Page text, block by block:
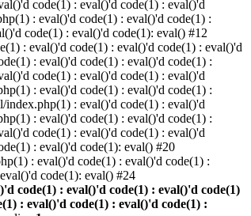
code(1) : eval()'d code(1) : eval()'d
: eval()'d code(1) : eval()'d code(1) :
code(1) : eval()'d code(1): eval() #12
: eval()'d code(1) : eval()'d code(1) : eval()'d
: eval()'d code(1) : eval()'d code(1) :
code(1) : eval()'d code(1) : eval()'d
: eval()'d code(1) : eval()'d code(1) :
: eval()'d code(1) : eval()'d
: eval()'d code(1) : eval()'d code(1) :
code(1) : eval()'d code(1) : eval()'d
: eval()'d code(1): eval() #20
: eval()'d code(1) : eval()'d code(1) :
code(1): eval() #24
code(1) : eval()'d code(1) : eval()'d code(1)
: eval()'d code(1) : eval()'d code(1) :